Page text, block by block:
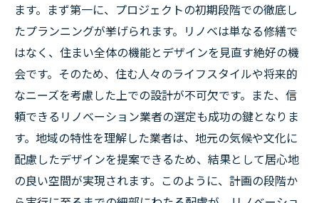
ます。まず第一に、プロジェクトの初期段階での徹底し
たプランニングが挙げられます。リノベは単なる修繕で
はなく、住まい全体の機能とデザインを見直す絶好の機
会です。そのため、住む人々のライフスタイルや将来的
なニーズを考慮した上での設計が不可欠です。また、信
頼できるリノベーション業者の選定も成功の鍵となりま
す。地域の特性を理解した業者は、地元の気候や文化に
配慮したデザインを提案できるため、結果として居心地
の良い空間が実現されます。このように、計画の段階か